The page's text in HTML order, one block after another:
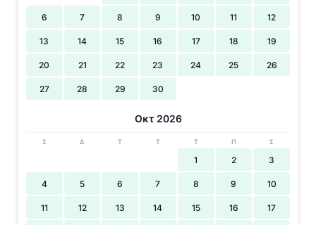
6 7 8 9 10 11 12
13 14 15 16 17 18 19
20 21 22 23 24 25 26
27 28 29 30
Οκτ 2026
Σ Δ Τ Τ Τ Π Σ
1 2 3
4 5 6 7 8 9 10
11 12 13 14 15 16 17